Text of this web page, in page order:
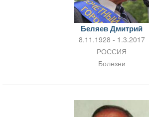
Беляев Дмитрий
8.11.1928 - 1.3.2017
РОССИЯ
Болезни